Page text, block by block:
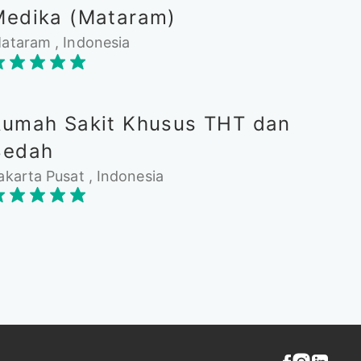
(Mataram)
, Indonesia
Sakit Khusus THT dan
Pusat , Indonesia